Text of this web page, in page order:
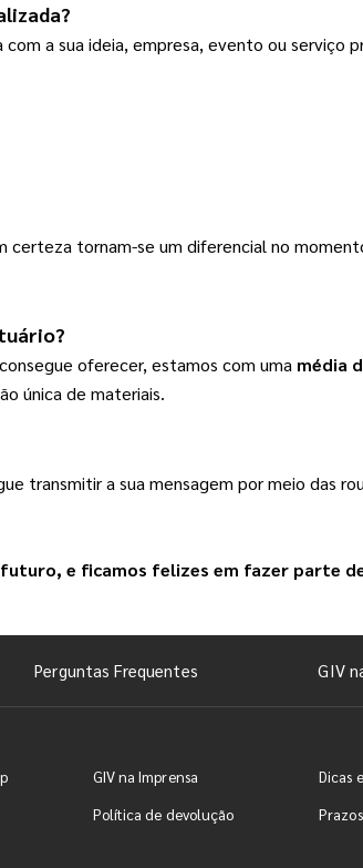
a sua ideia, empresa, evento ou serviço
certeza tornam-se um diferencial no
?
consegue oferecer, estamos com uma média
única de materiais.
transmitir a sua mensagem por meio das
e ficamos felizes em fazer parte
Perguntas Frequentes GIV
GIV na Imprensa Dicas
Política de devolução Prazos